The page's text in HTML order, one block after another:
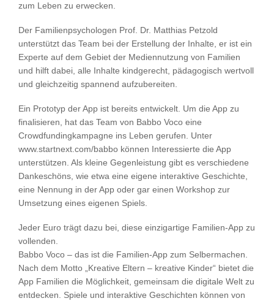
zum Leben zu erwecken.
Der Familienpsychologen Prof. Dr. Matthias Petzold
unterstützt das Team bei der Erstellung der Inhalte, er ist ein
Experte auf dem Gebiet der Mediennutzung von Familien
und hilft dabei, alle Inhalte kindgerecht, pädagogisch wertvoll
und gleichzeitig spannend aufzubereiten.
Ein Prototyp der App ist bereits entwickelt. Um die App zu
finalisieren, hat das Team von Babbo Voco eine
Crowdfundingkampagne ins Leben gerufen. Unter
www.startnext.com/babbo können Interessierte die App
unterstützen. Als kleine Gegenleistung gibt es verschiedene
Dankeschöns, wie etwa eine eigene interaktive Geschichte,
eine Nennung in der App oder gar einen Workshop zur
Umsetzung eines eigenen Spiels.
Jeder Euro trägt dazu bei, diese einzigartige Familien-App zu
vollenden.
Babbo Voco – das ist die Familien-App zum Selbermachen.
Nach dem Motto „Kreative Eltern – kreative Kinder“ bietet die
App Familien die Möglichkeit, gemeinsam die digitale Welt zu
entdecken. Spiele und interaktive Geschichten können von